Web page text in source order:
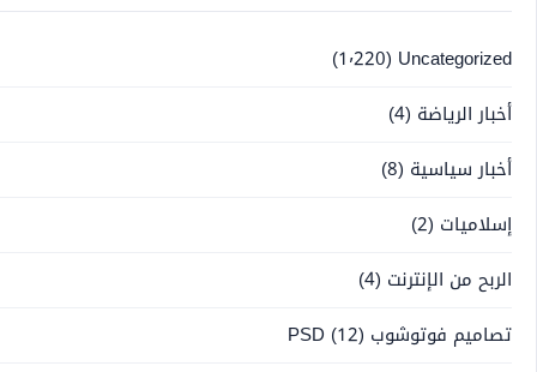
Uncategorized (1٬220)
أخبار الرياضة (4)
أخبار سياسية (8)
إسلاميات (2)
الربح من الإنترنت (4)
تصاميم فوتوشوب PSD (12)